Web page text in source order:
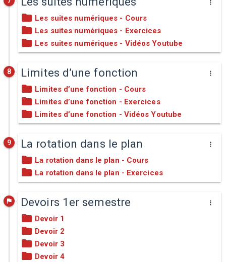
Les suites numériques - Cours
Les suites numériques - Exercices
Les suites numériques - Vidéos Youtube
8 Limites d’une fonction
Limites d’une fonction - Cours
Limites d’une fonction - Exercices
Limites d’une fonction - Vidéos Youtube
9 La rotation dans le plan
La rotation dans le plan - Cours
La rotation dans le plan - Exercices
Devoirs 1er semestre
Devoir 1
Devoir 2
Devoir 3
Devoir 4